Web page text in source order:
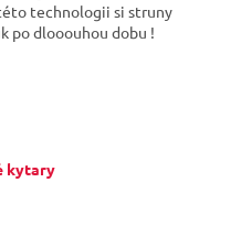
technologii si struny
po dlooouhou dobu !
kytary